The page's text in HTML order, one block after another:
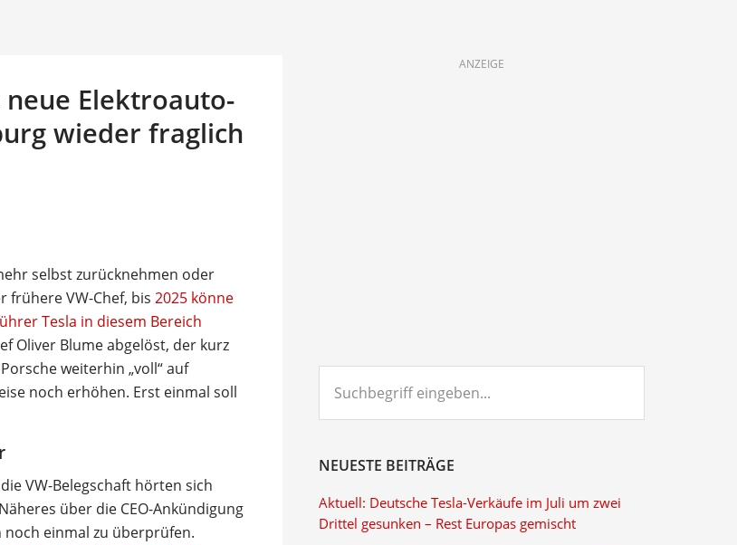
neue Elektroauto-
wieder fraglich
selbst zurücknehmen oder
frühere VW-Chef, bis 2025 könne
Tesla in diesem Bereich
Oliver Blume abgelöst, der kurz
weiterhin „voll“ auf
noch erhöhen. Erst einmal soll
VW-Belegschaft hörten sich
über die CEO-Ankündigung
einmal zu überprüfen.
ANZEIGE
eingeben...
NEUESTE BEITRÄGE
Aktuell: Deutsche Tesla-Verkäufe im Juli um zwei
Drittel gesunken – Rest Europas gemischt